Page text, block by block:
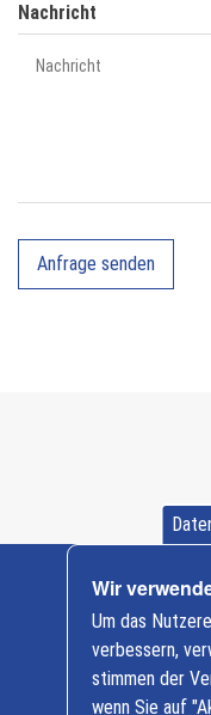
Nachricht
Cookie-
Wir
Um das
verbessern,
stimmen der
wenn Sie auf